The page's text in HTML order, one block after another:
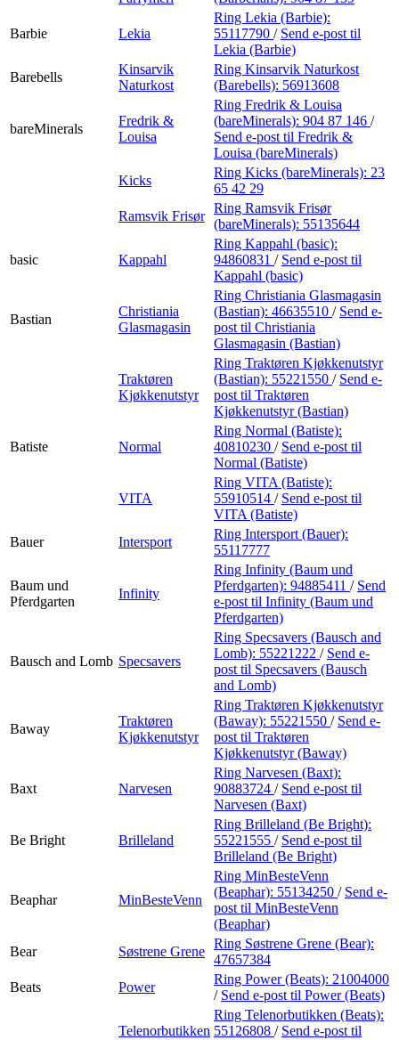
Barbie Lekia
Ring Lekia (Barbie):
55117790 / Send e-post til
Lekia (Barbie)
Barebells
Kinsarvik
Naturkost
Ring Kinsarvik Naturkost
(Barebells): 56913608
bareMinerals
Fredrik &
Louisa
Ring Fredrik & Louisa
(bareMinerals): 904 87 146 /
Send e-post til Fredrik &
Louisa (bareMinerals)
Kicks
Ring Kicks (bareMinerals): 23
65 42 29
Ramsvik Frisør
Ring Ramsvik Frisør
(bareMinerals): 55135644
basic Kappahl
Ring Kappahl (basic):
94860831 / Send e-post til
Kappahl (basic)
Bastian
Christiania
Glasmagasin
Ring Christiania Glasmagasin
(Bastian): 46635510 / Send e-
post til Christiania
Glasmagasin (Bastian)
Traktøren
Kjøkkenutstyr
Ring Traktøren Kjøkkenutstyr
(Bastian): 55221550 / Send e-
post til Traktøren
Kjøkkenutstyr (Bastian)
Batiste Normal
Ring Normal (Batiste):
40810230 / Send e-post til
Normal (Batiste)
VITA
Ring VITA (Batiste):
55910514 / Send e-post til
VITA (Batiste)
Bauer
Intersport
Ring Intersport (Bauer):
55117777
Baum und
Pferdgarten
Infinity
Ring Infinity (Baum und
Pferdgarten): 94885411 / Send
e-post til Infinity (Baum und
Pferdgarten)
Bausch and Lomb Specsavers
Ring Specsavers (Bausch and
Lomb): 55221222 / Send e-
post til Specsavers (Bausch
and Lomb)
Baway
Traktøren
Kjøkkenutstyr
Ring Traktøren Kjøkkenutstyr
(Baway): 55221550 / Send e-
post til Traktøren
Kjøkkenutstyr (Baway)
Baxt Narvesen
Ring Narvesen (Baxt):
90883724 / Send e-post til
Narvesen (Baxt)
Be Bright Brilleland
Ring Brilleland (Be Bright):
55221555 / Send e-post til
Brilleland (Be Bright)
Beaphar MinBesteVenn
Ring MinBesteVenn
(Beaphar): 55134250 / Send e-
post til MinBesteVenn
(Beaphar)
Bear
Søstrene Grene
Ring Søstrene Grene (Bear):
47657384
Beats
Power
Ring Power (Beats): 21004000
/ Send e-post til Power (Beats)
Telenorbutikken
Ring Telenorbutikken (Beats):
55126808 / Send e-post til